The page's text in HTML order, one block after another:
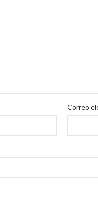
Correo